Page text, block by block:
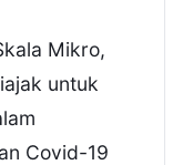
Mikro,
untuk
Covid-19